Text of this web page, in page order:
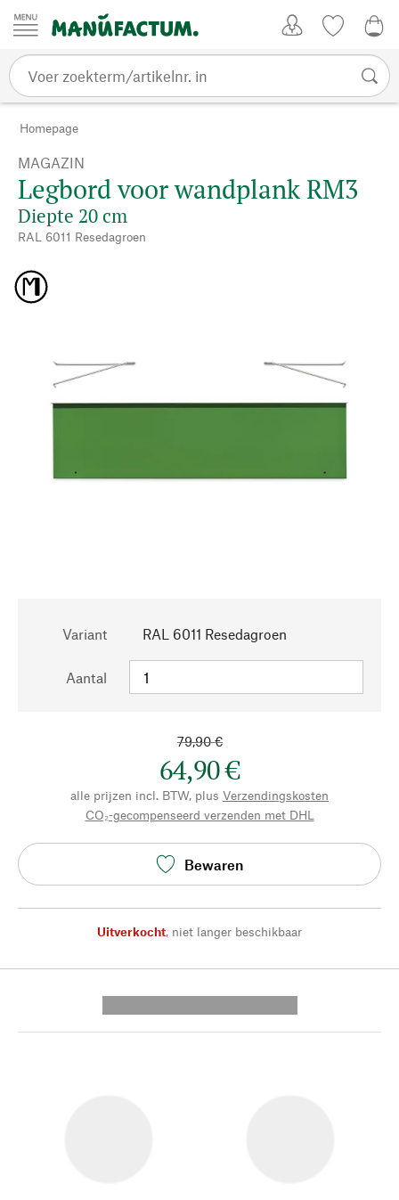
Passer au contenu
Homepage
MAGAZIN
Legbord voor wandplank RM3
Diepte 20 cm
RAL 6011 Resedagroen
Variant RAL 6011 Resedagroen
Aantal
79,90 €
64,90 €
alle prijzen incl. BTW, plus Verzendingskosten
CO₂-gecompenseerd verzenden met DHL
Bewaren
Uitverkocht, niet langer beschikbaar